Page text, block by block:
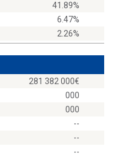
41.89%
6.47%
2.26%
281 382 000
000
000
--
--
--